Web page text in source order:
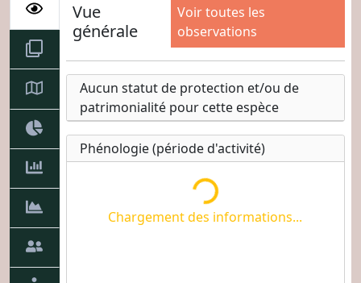
Vue
générale
Voir toutes les
observations
Aucun statut de protection et/ou de
patrimonialité pour cette espèce
Phénologie (période d'activité)
Chargement des informations...
Chargement des informations...